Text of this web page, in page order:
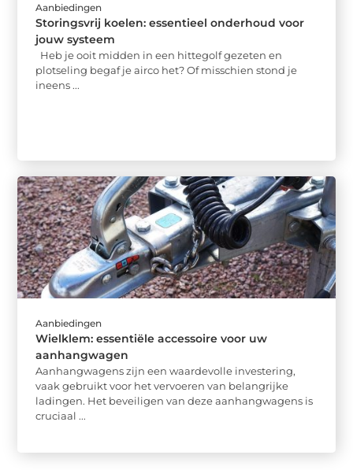
Aanbiedingen
Storingsvrij koelen: essentieel onderhoud voor
jouw systeem
Heb je ooit midden in een hittegolf gezeten en
plotseling begaf je airco het? Of misschien stond je
ineens ...
Aanbiedingen
Wielklem: essentiële accessoire voor uw
aanhangwagen
Aanhangwagens zijn een waardevolle investering,
vaak gebruikt voor het vervoeren van belangrijke
ladingen. Het beveiligen van deze aanhangwagens is
cruciaal ...